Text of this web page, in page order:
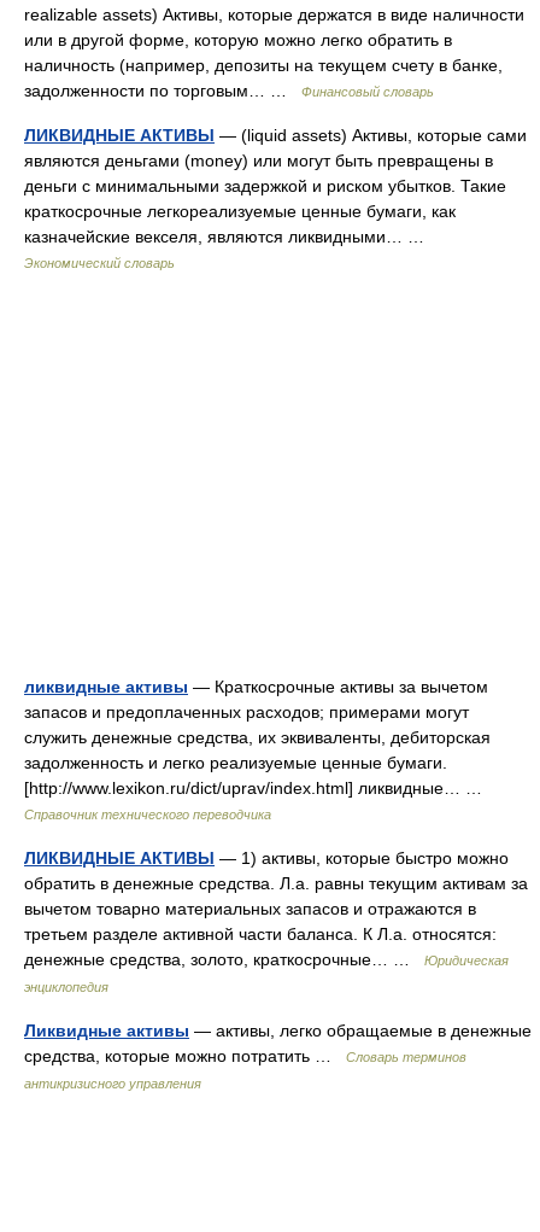
realizable assets) Активы, которые держатся в виде наличности
или в другой форме, которую можно легко обратить в
наличность (например, депозиты на текущем счету в банке,
задолженности по торговым… …
Финансовый словарь
ЛИКВИДНЫЕ АКТИВЫ — (liquid assets) Активы, которые сами
являются деньгами (money) или могут быть превращены в
деньги с минимальными задержкой и риском убытков. Такие
краткосрочные легкореализуемые ценные бумаги, как
казначейские векселя, являются ликвидными… …
Экономический словарь
ликвидные активы — Краткосрочные активы за вычетом
запасов и предоплаченных расходов; примерами могут
служить денежные средства, их эквиваленты, дебиторская
задолженность и легко реализуемые ценные бумаги.
[http://www.lexikon.ru/dict/uprav/index.html] ликвидные… …
Справочник технического переводчика
ЛИКВИДНЫЕ АКТИВЫ — 1) активы, которые быстро можно
обратить в денежные средства. Л.а. равны текущим активам за
вычетом товарно материальных запасов и отражаются в
третьем разделе активной части баланса. К Л.а. относятся:
денежные средства, золото, краткосрочные… …
Юридическая
энциклопедия
Ликвидные активы — активы, легко обращаемые в денежные
средства, которые можно потратить …
Словарь терминов
антикризисного управления